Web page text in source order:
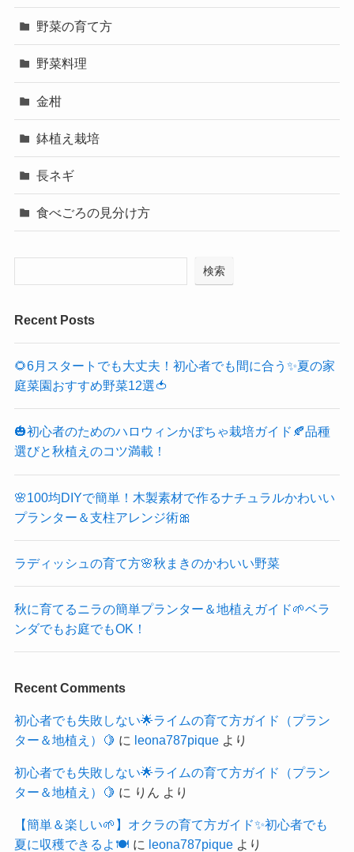
野菜の育て方
野菜料理
金柑
鉢植え栽培
長ネギ
食べごろの見分け方
検索
Recent Posts
🌻6月スタートでも大丈夫！初心者でも間に合う✨夏の家
庭菜園おすすめ野菜12選🍅
🎃初心者のためのハロウィンかぼちゃ栽培ガイド🍂品種
選びと秋植えのコツ満載！
🌸100均DIYで簡単！木製素材で作るナチュラルかわいい
プランター＆支柱アレンジ術🎀
ラディッシュの育て方🌸秋まきのかわいい野菜
秋に育てるニラの簡単プランター＆地植えガイド🌱ベラ
ンダでもお庭でもOK！
Recent Comments
初心者でも失敗しない🌟ライムの育て方ガイド（プラン
ター＆地植え）🍋 に leona787piqueより
初心者でも失敗しない🌟ライムの育て方ガイド（プラン
ター＆地植え）🍋 に りん より
【簡単＆楽しい🌱】オクラの育て方ガイド✨初心者でも
夏に収穫できるよ🍽️ に leona787piqueより